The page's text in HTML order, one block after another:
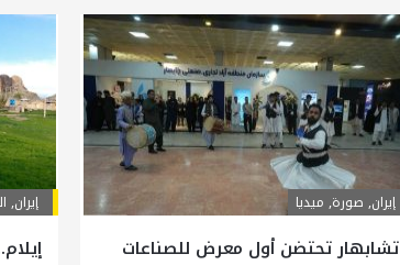
إيران, صورة, ميديا
تشابهار تحتضن أول معرض للصناعات
إيران,